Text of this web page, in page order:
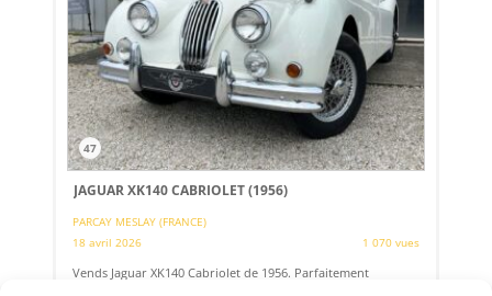
47
JAGUAR XK140 CABRIOLET (1956)
PARCAY MESLAY (FRANCE)
18 avril 2026
1 070 vues
Vends Jaguar XK140 Cabriolet de 1956. Parfaitement